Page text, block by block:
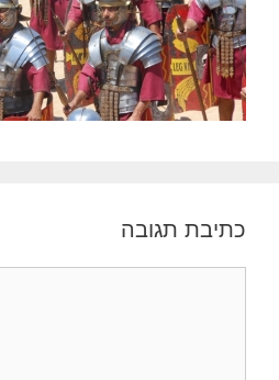
כתיבת תגובה